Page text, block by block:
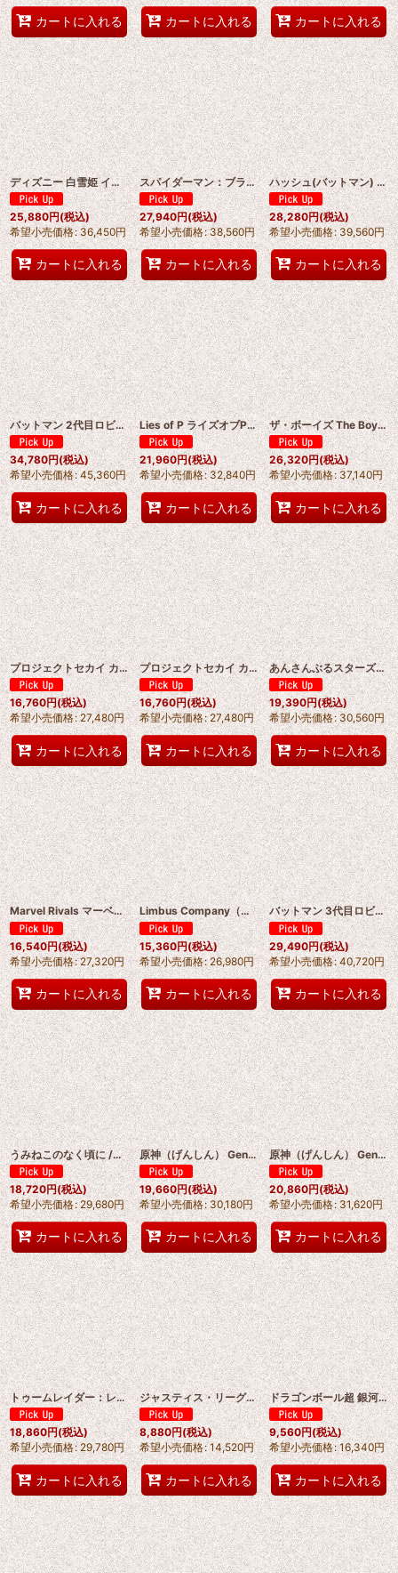
カートに入れる カートに入れる カートに入れる
ディズニー 白雪姫 イブニングドレス コスプレ衣装 abccos製 「受注生産」
25,880円(税込)
希望小売価格: 36,450円
カートに入れる
スパイダーマン：ブランド・ニュー・デイ Spider-Man: Brand New Day /Spider-Man4 パニッシャー Punisher コスプレ衣装 オーダーメイド可能【拳銃付属なし】 abccos製「受注生産」
27,940円(税込)
希望小売価格: 38,560円
カートに入れる
ハッシュ(バットマン) The Batman Hush コスプレ衣装 abccos製「受注生産」
28,280円(税込)
希望小売価格: 39,560円
カートに入れる
バットマン 2代目ロビン ザ・レッドフード/Red Hood ジェイソン・トッド/Jason Todd コスプレ衣装 オーダーメイド可能 abccos製「受注生産」
34,780円(税込)
希望小売価格: 45,360円
カートに入れる
Lies of P ライズオブP 主人公 P(ピノッキオ)コスプレ衣装【最適化版】abccos製 「受注生産」
21,960円(税込)
希望小売価格: 32,840円
カートに入れる
ザ・ボーイズ The Boys Aトレイン A-Train コスプレ靴付き コスプレ衣装 abccos製 「受注生産」
26,320円(税込)
希望小売価格: 37,140円
カートに入れる
プロジェクトセカイ カラフルステージ！ feat. 初音ミク More More Jump KAITO /カイト コスプレ衣装 abccos製 「受注生産」
16,760円(税込)
希望小売価格: 27,480円
カートに入れる
プロジェクトセカイ カラフルステージ！ feat. 初音ミク More More Jump 鏡音レン /Kagamine Len コスプレ衣装 abccos製 「受注生産」
16,760円(税込)
希望小売価格: 27,480円
カートに入れる
あんさんぶるスターズ！10 周年記念イベント「Brighten the Stage 集光ステージ」全キャラクター Ra*bits 仁兔なずな コスプレ衣装 【他キャラ用小物、カラー変更対応可】 abccos製 「受注生産」
19,390円(税込)
希望小売価格: 30,560円
カートに入れる
Marvel Rivals マーベル・ライバルズ ブラックキャット（Black Cat） ブラックキャット：アーバン・プレデター コスプレ衣装 abccos製「受注生産」
16,540円(税込)
希望小売価格: 27,320円
カートに入れる
Limbus Company（リンバス・カンパニー）メインストーリー/09「断ち切れない」モーゼス コスプレ衣装 abccos製 「受注生産」
15,360円(税込)
希望小売価格: 26,980円
カートに入れる
バットマン 3代目ロビン ティム・ドレイク（Tim Drake）コスプレ衣装 オーダーメイド可能 バラ売り可 abccos製「受注生産」
29,490円(税込)
希望小売価格: 40,720円
カートに入れる
うみねこのなく頃に /うみねこのなくころに 右代宮 絵羽 （うしろみや えば）コスプレ衣装 abccos製 「受注生産」
18,720円(税込)
希望小売価格: 29,680円
カートに入れる
原神（げんしん） Genshin シトラリ Citlali コスプレ衣装 abccos製 「受注生産」
19,660円(税込)
希望小売価格: 30,180円
カートに入れる
原神（げんしん） Genshin 「傀儡」サンドローネ Sandrone コスプレ衣装 abccos製 「受注生産」
20,860円(税込)
希望小売価格: 31,620円
カートに入れる
トゥームレイダー：レジェンド・オブ・ララ・クロフト 実写版 Tomb Raider ララ・クロフト /Lara Croft コスプレ衣装 オーダーメイド可能 abccos製 「受注生産」
18,860円(税込)
希望小売価格: 29,780円
カートに入れる
ジャスティス・リーグ（Justice League）ダークスーパーマン つなぎ服 コスプレ衣装 abccos製 「受注生産」
8,880円(税込)
希望小売価格: 14,520円
カートに入れる
ドラゴンボール超 銀河パトロール カカロット 孫 悟空（そん ごくう）コスプレ衣装 abccos製 「受注生産」
9,560円(税込)
希望小売価格: 16,340円
カートに入れる